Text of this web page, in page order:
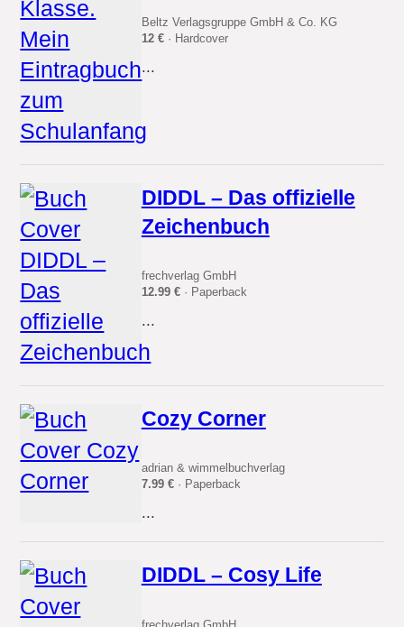
Beltz Verlagsgruppe GmbH & Co. KG
12 €· Hardcover
...
DIDDL – Das offizielle
Zeichenbuch
frechverlag GmbH
12.99 €· Paperback
...
Cozy Corner
adrian & wimmelbuchverlag
7.99 €· Paperback
...
DIDDL – Cosy Life